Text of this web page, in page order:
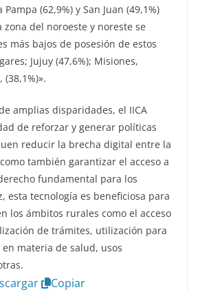
(62,9%) y San Juan (49,1%)
del noroeste y noreste se
más bajos de posesión de estos
Jujuy (47,6%); Misiones,
(38,1%)».
amplias disparidades, el IICA
de reforzar y generar políticas
reducir la brecha digital entre la
también garantizar el acceso a
fundamental para los
esta tecnología es beneficiosa para
los ámbitos rurales como el acceso
de trámites, utilización para
materia de salud, usos
Copiar